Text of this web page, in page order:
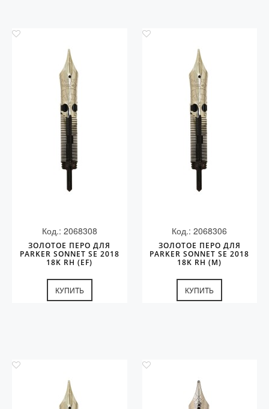
Код.: 2068308
ЗОЛОТОЕ ПЕРО ДЛЯ
PARKER SONNET SE 2018
18K RH (EF)
КУПИТЬ
Код.: 2068306
ЗОЛОТОЕ ПЕРО ДЛЯ
PARKER SONNET SE 2018
18K RH (M)
КУПИТЬ